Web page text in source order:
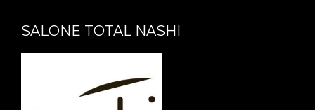
SALONE TOTAL NASHI